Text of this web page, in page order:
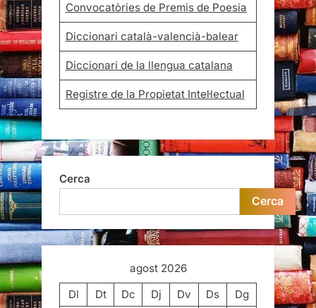
Convocatòries de Premis de Poesia
Diccionari català-valencià-balear
Diccionari de la llengua catalana
Registre de la Propietat Intel·lectual
Cerca
Cerca
agost 2026
Dl
Dt Dc Dj Dv Ds
Dg